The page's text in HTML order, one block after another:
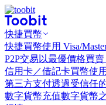
快捷買幣
快捷買幣使用 Visa/
P2P交易 以最優價格買
信用卡／借記卡買幣使
第三方支付透過受信任
數字貨幣充值數字貨幣